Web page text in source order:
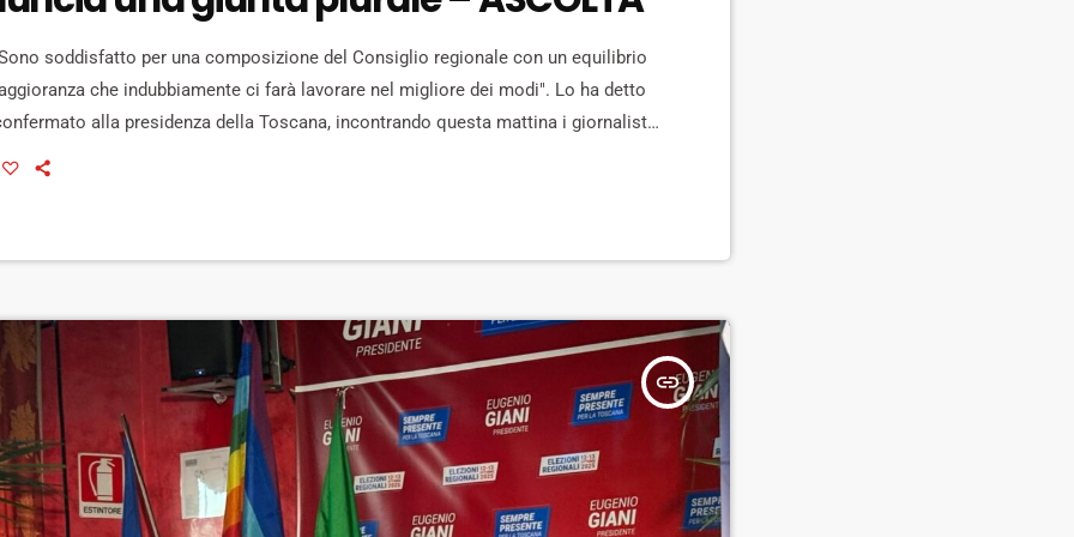
soddisfatto per una composizione del Consiglio regionale con un equilibrio
che indubbiamente ci farà lavorare nel migliore dei modi". Lo ha detto
alla presidenza della Toscana, incontrando questa mattina i giornalisti
i voti delle liste che lo sostengono. In particolare il governatore ha
insert_link